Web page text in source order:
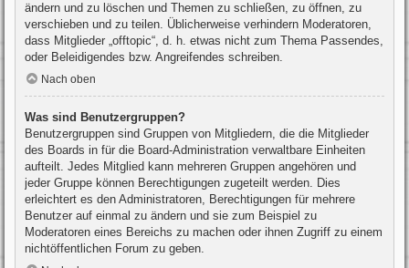
ändern und zu löschen und Themen zu schließen, zu öffnen, zu
verschieben und zu teilen. Üblicherweise verhindern Moderatoren,
dass Mitglieder „offtopic“, d. h. etwas nicht zum Thema Passendes,
oder Beleidigendes bzw. Angreifendes schreiben.
Nach oben
Was sind Benutzergruppen?
Benutzergruppen sind Gruppen von Mitgliedern, die die Mitglieder
des Boards in für die Board-Administration verwaltbare Einheiten
aufteilt. Jedes Mitglied kann mehreren Gruppen angehören und
jeder Gruppe können Berechtigungen zugeteilt werden. Dies
erleichtert es den Administratoren, Berechtigungen für mehrere
Benutzer auf einmal zu ändern und sie zum Beispiel zu
Moderatoren eines Bereichs zu machen oder ihnen Zugriff zu einem
nichtöffentlichen Forum zu geben.